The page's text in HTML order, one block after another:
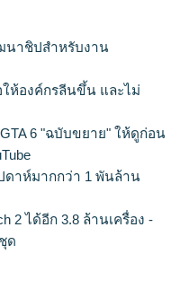
นาชิปสำหรับงาน
ให้องค์กรลีนขึ้น และไม่
6 "ฉบับขยาย" ให้ดูก่อน
ดาห์มากกว่า 1 พันล้าน
2 ได้อีก 3.8 ล้านเครื่อง -
ด